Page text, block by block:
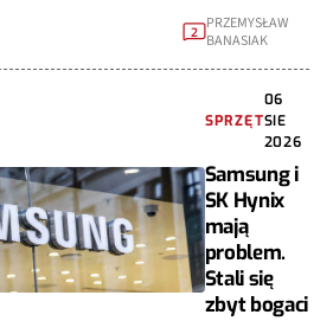
2 PRZEMYSŁAW
BANASIAK
SPRZĘT
06
SIE
2026
Samsung i
SK Hynix
mają
problem.
Stali się
zbyt bogaci